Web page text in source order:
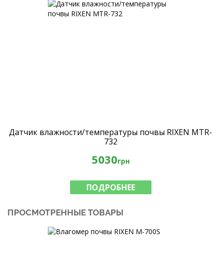
Датчик влажности/температуры почвы RIXEN MTR-
732
5030грн
ПОДРОБНЕЕ
ПРОСМОТРЕННЫЕ ТОВАРЫ